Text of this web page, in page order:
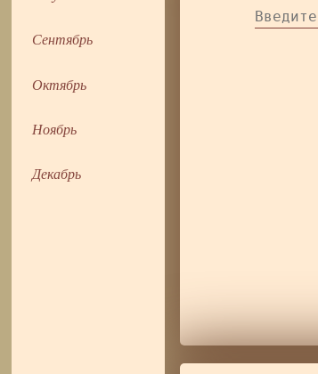
Сентябрь
Октябрь
Ноябрь
Декабрь